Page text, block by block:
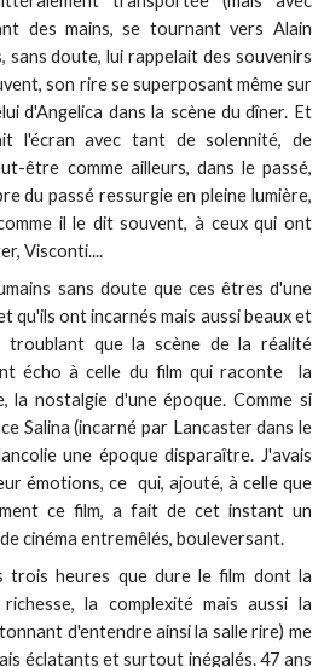
des mains, se tournant vers Alain
sans doute, lui rappelait des souvenirs
son rire se superposant même sur
d'Angelica dans la scène du dîner. Et
l'écran avec tant de solennité, de
être comme ailleurs, dans le passé,
du passé ressurgie en pleine lumière,
il le dit souvent, à ceux qui ont
Visconti....
sans doute que ces êtres d'une
qu'ils ont incarnés mais aussi beaux et
troublant que la scène de la réalité
écho à celle du film qui raconte la
la nostalgie d'une époque. Comme si
Salina (incarné par Lancaster dans le
une époque disparaître. J'avais
émotions, ce qui, ajouté, à celle que
ce film, a fait de cet instant un
cinéma entremêlés, bouleversant.
trois heures que dure le film dont la
la complexité mais aussi la
d'entendre ainsi la salle rire) me
éclatants et surtout inégalés. 47 ans